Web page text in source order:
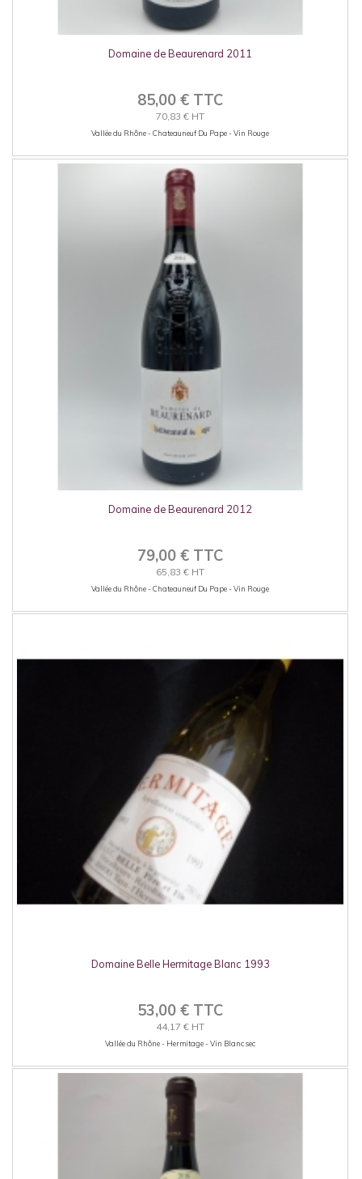
Domaine de Beaurenard 2011
85,00 € TTC
70,83 € HT
Vallée du Rhône - Chateauneuf Du Pape - Vin Rouge
Domaine de Beaurenard 2012
79,00 € TTC
65,83 € HT
Vallée du Rhône - Chateauneuf Du Pape - Vin Rouge
Domaine Belle Hermitage Blanc 1993
53,00 € TTC
44,17 € HT
Vallée du Rhône - Hermitage - Vin Blanc sec